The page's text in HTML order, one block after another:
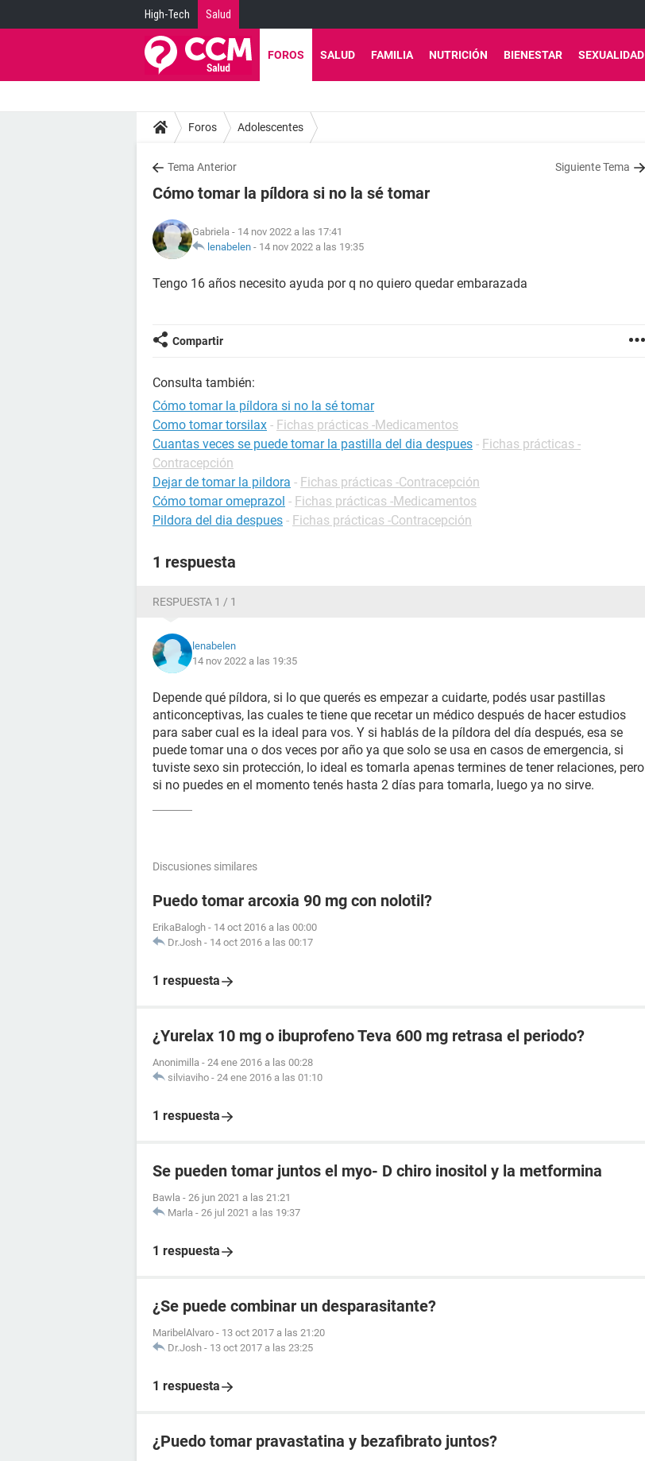
High-Tech Salud
FOROS SALUD FAMILIA NUTRICIÓN BIENESTAR SEXUALIDAD
Foros Adolescentes
Tema Anterior Siguiente Tema
Cómo tomar la píldora si no la sé tomar
Gabriela - 14 nov 2022 a las 17:41
lenabelen - 14 nov 2022 a las 19:35
Tengo 16 años necesito ayuda por q no quiero quedar embarazada
Compartir
Consulta también:
Cómo tomar la píldora si no la sé tomar
Como tomar torsilax - Fichas prácticas -Medicamentos
Cuantas veces se puede tomar la pastilla del dia despues - Fichas prácticas -
Contracepción
Dejar de tomar la pildora - Fichas prácticas -Contracepción
Cómo tomar omeprazol - Fichas prácticas -Medicamentos
Pildora del dia despues - Fichas prácticas -Contracepción
1 respuesta
RESPUESTA 1 / 1
lenabelen
14 nov 2022 a las 19:35
Depende qué píldora, si lo que querés es empezar a cuidarte, podés usar pastillas
anticonceptivas, las cuales te tiene que recetar un médico después de hacer estudios
para saber cual es la ideal para vos. Y si hablás de la píldora del día después, esa se
puede tomar una o dos veces por año ya que solo se usa en casos de emergencia, si
tuviste sexo sin protección, lo ideal es tomarla apenas termines de tener relaciones, pero
si no puedes en el momento tenés hasta 2 días para tomarla, luego ya no sirve.
Discusiones similares
Puedo tomar arcoxia 90 mg con nolotil?
ErikaBalogh - 14 oct 2016 a las 00:00
Dr.Josh - 14 oct 2016 a las 00:17
1 respuesta
¿Yurelax 10 mg o ibuprofeno Teva 600 mg retrasa el periodo?
Anonimilla - 24 ene 2016 a las 00:28
silviaviho - 24 ene 2016 a las 01:10
1 respuesta
Se pueden tomar juntos el myo- D chiro inositol y la metformina
Bawla - 26 jun 2021 a las 21:21
Marla - 26 jul 2021 a las 19:37
1 respuesta
¿Se puede combinar un desparasitante?
MaribelAlvaro - 13 oct 2017 a las 21:20
Dr.Josh - 13 oct 2017 a las 23:25
1 respuesta
¿Puedo tomar pravastatina y bezafibrato juntos?